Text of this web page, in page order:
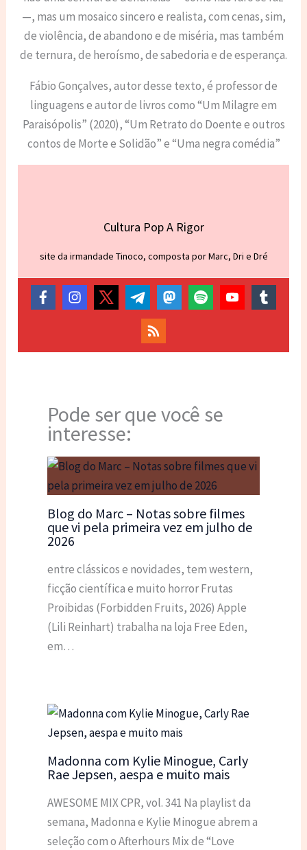
—, mas um mosaico sincero e realista, com cenas, sim,
de violência, de abandono e de miséria, mas também
de ternura, de heroísmo, de sabedoria e de esperança.
Fábio Gonçalves, autor desse texto, é professor de
linguagens e autor de livros como “Um Milagre em
Paraisópolis” (2020), “Um Retrato do Doente e outros
contos de Morte e Solidão” e “Uma negra comédia”
Cultura Pop A Rigor
site da irmandade Tinoco, composta por Marc, Dri e Dré
Pode ser que você se
interesse:
Blog do Marc – Notas sobre filmes
que vi pela primeira vez em julho de
2026
entre clássicos e novidades, tem western,
ficção científica e muito horror Frutas
Proibidas (Forbidden Fruits, 2026) Apple
(Lili Reinhart) trabalha na loja Free Eden,
em…
Madonna com Kylie Minogue, Carly
Rae Jepsen, aespa e muito mais
AWESOME MIX CPR, vol. 341 Na playlist da
semana, Madonna e Kylie Minogue abrem a
seleção com o Afterhours Mix de “Love